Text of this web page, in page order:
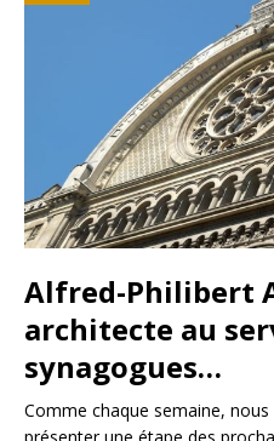
Alfred-Philibert
architecte au
synagogues…
Comme chaque semaine,
présenter une étape des